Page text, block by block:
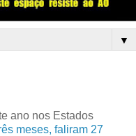
▼
ano nos Estados
meses, faliram 27